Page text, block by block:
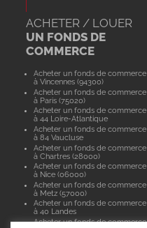
ACHETER / LOUER
UN FONDS DE
COMMERCE
Acheter un fonds de commerce
à Vincennes (94300)
Acheter un fonds de commerce
à Paris (75020)
Acheter un fonds de commerce
à 44 Loire-Atlantique
Acheter un fonds de commerce
à 84 Vaucluse
Acheter un fonds de commerce
à Chartres (28000)
Acheter un fonds de commerce
à Nice (06000)
Acheter un fonds de commerce
à Metz (57000)
Acheter un fonds de commerce
à 40 Landes
Acheter un fonds de commerce